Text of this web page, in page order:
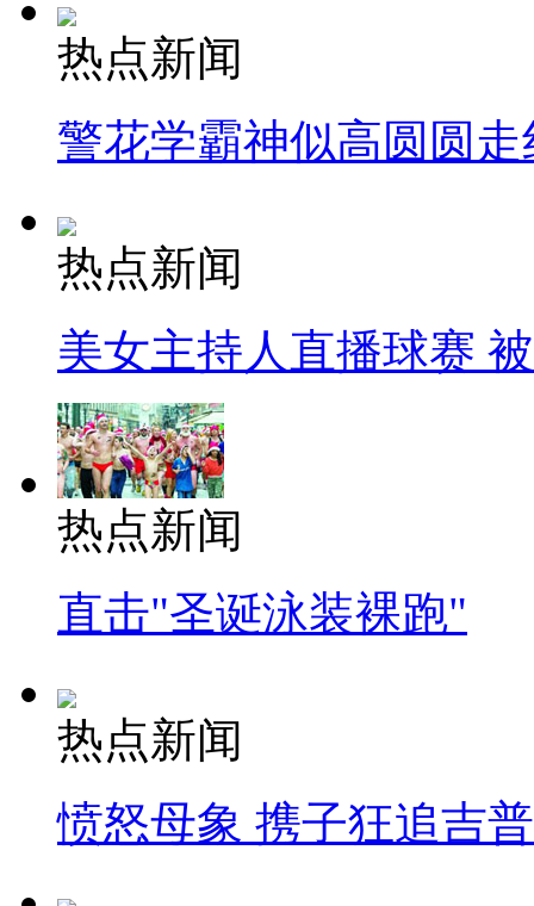
热点新闻
警花学霸神似高圆圆走
热点新闻
美女主持人直播球赛
热点新闻
直击"圣诞泳装裸跑"
热点新闻
愤怒母象 携子狂追吉